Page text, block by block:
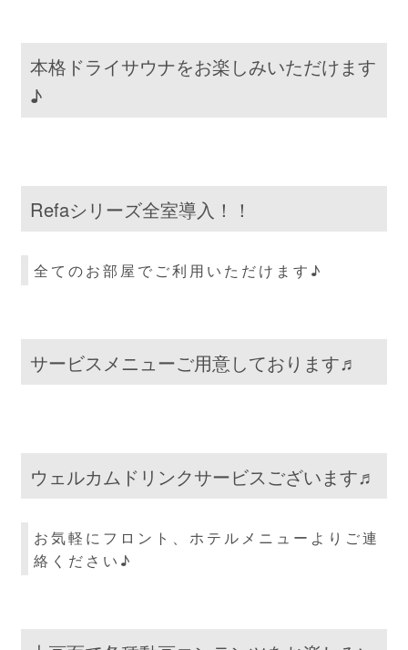
本格ドライサウナをお楽しみいただけます
♪
Refaシリーズ全室導入！！
全てのお部屋でご利用いただけます♪
サービスメニューご用意しております♬
ウェルカムドリンクサービスございます♬
お気軽にフロント、ホテルメニューよりご連
絡ください♪